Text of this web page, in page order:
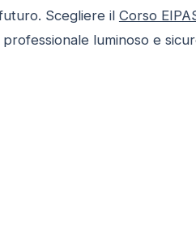
Scegliere il Corso
luminoso e